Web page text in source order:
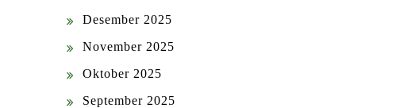
Desember 2025
November 2025
Oktober 2025
September 2025